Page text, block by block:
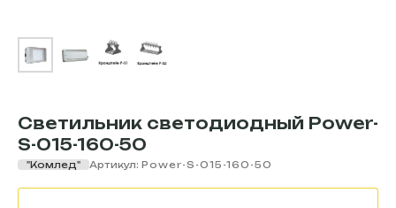
Светильник светодиодный Power-
S-015-160-50
"Комлед" Артикул: Power-S-015-160-50